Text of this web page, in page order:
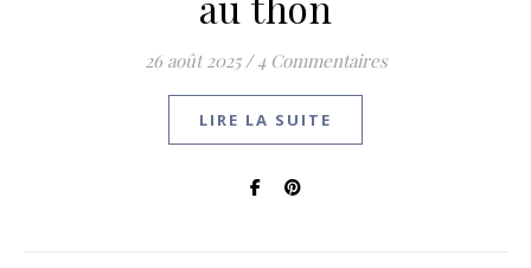
26 août 2025 / 4 Commentaires
LIRE LA SUITE